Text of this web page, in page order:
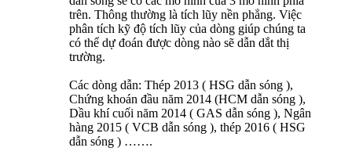
trên. Thông thường là tích lũy nền phẳng. Việc
phân tích kỹ độ tích lũy của dòng giúp chúng ta
có thể dự đoán được dòng nào sẽ dẫn dắt thị
trường.
Các dòng dẫn: Thép 2013 ( HSG dẫn sóng ),
Chứng khoán đầu năm 2014 (HCM dẫn sóng ),
Dầu khí cuối năm 2014 ( GAS dẫn sóng ), Ngân
hàng 2015 ( VCB dẫn sóng ), thép 2016 ( HSG
dẫn sóng ) …….